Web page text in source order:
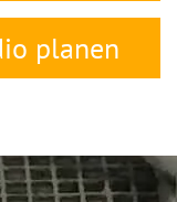
planen